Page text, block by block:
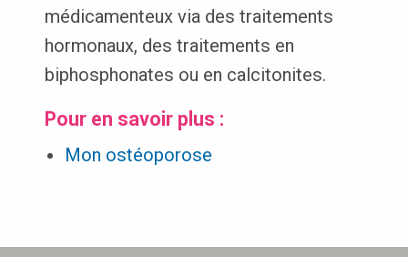
médicamenteux via des traitements
hormonaux, des traitements en
biphosphonates ou en calcitonites.
Pour en savoir plus :
Mon ostéoporose